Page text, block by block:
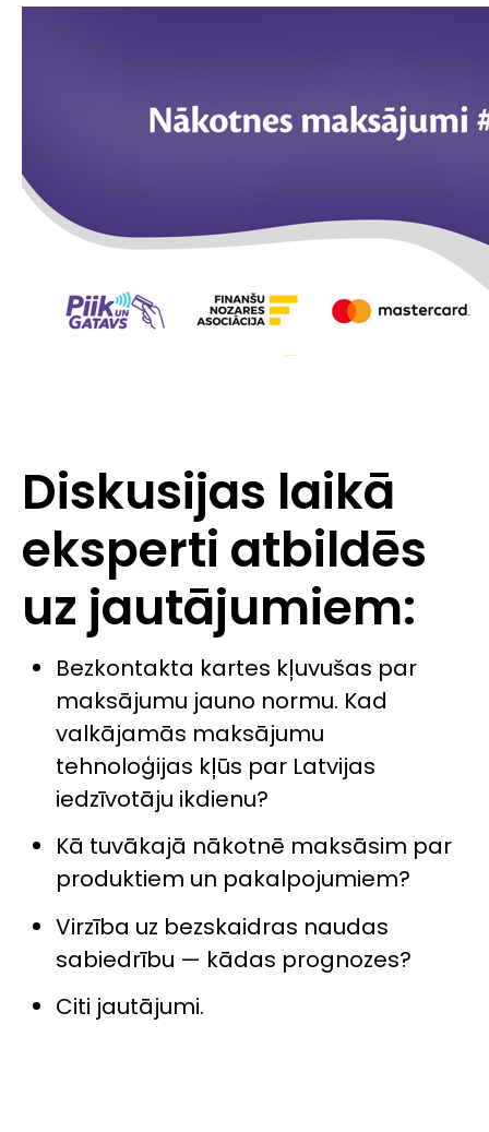
Diskusijas laikā
eksperti atbildēs
uz jautājumiem:
Bezkontakta kartes kļuvušas par
maksājumu jauno normu. Kad
valkājamās maksājumu
tehnoloģijas kļūs par Latvijas
iedzīvotāju ikdienu?
Kā tuvākajā nākotnē maksāsim par
produktiem un pakalpojumiem?
Virzība uz bezskaidras naudas
sabiedrību — kādas prognozes?
Citi jautājumi.